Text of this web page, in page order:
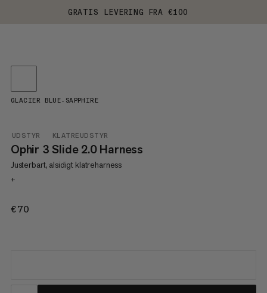
GRATIS LEVERING FRA €100
UDSTYR KLATREUDSTYR
Ophir 3 Slide 2.0 Harness
Justerbart, alsidigt klatreharness
+
€70
GLACIER BLUE-SAPPHIRE